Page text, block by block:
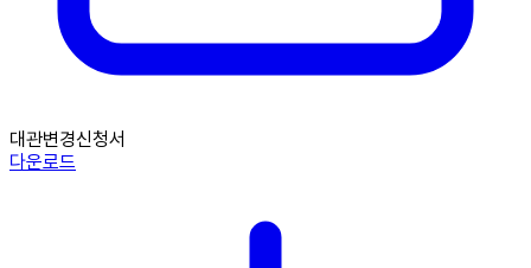
대관변경신청서
다운로드